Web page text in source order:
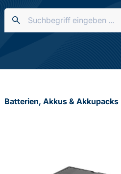
Batterien, Akkus & Akkupacks